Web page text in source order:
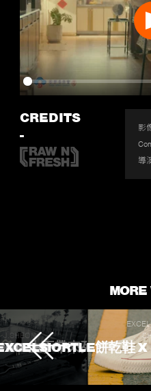
CREDITS
-
影
導
MORE
J.SHEON
生不帶來死不帶走
餅乾鞋